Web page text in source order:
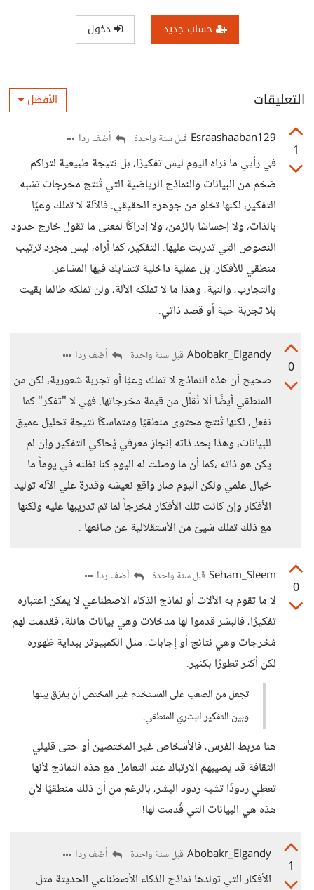
حساب جديد دخول
التعليقات الأفضل
1
Esraashaaban129 قبل سنة واحدة أضف ردا
في رأيي ما نراه اليوم ليس تفكيرًا، بل نتيجة طبيعية لتراكم
ضخم من البيانات والنماذج الرياضية التي تُنتج مخرجات تشبه
التفكير، لكنها تخلو من جوهره الحقيقي. فالآلة لا تملك وعيًا
بالذات، ولا إحساسًا بالزمن، ولا إدراكًا لمعنى ما تقول خارج حدود
النصوص التي تدربت عليها. التفكير، كما أراه، ليس مجرد ترتيب
منطقي للأفكار، بل عملية داخلية تتشابك فيها المشاعر،
والتجارب، والنية، وهذا ما لا تملكه الآلة، ولن تملكه طالما بقيت
بلا تجربة حية أو قصد ذاتي.
0
Abobakr_Elgandy قبل سنة واحدة أضف ردا
صحيح أن هذه النماذج لا تملك وعيًا أو تجربة شعورية، لكن من
المنطقي أيضًا ألا نُقلّل من قيمة مخرجاتها. فهي لا "تفكر" كما
نفعل، لكنها تُنتج محتوى منطقيًا ومتماسكًا نتيجة تحليل عميق
للبيانات، وهذا بحد ذاته إنجاز معرفي يُحاكي التفكير وإن لم
يكن هو ذاته ،كما أن ما وصلت له اليوم كنا نظنه في يوماً ما
خيال علمي ولكن اليوم صار واقع نعيشه وقدرة علي الآله توليد
الأفكار وإن كانت تلك الأفكار مُخرجاً لما تم تدريبها عليه ولكنها
مع ذلك تملك شيئ من الأستقلالية عن صانعها .
0
Seham_Sleem قبل سنة واحدة أضف ردا
لا ما تقوم به الآلات أو نماذج الذكاء الاصطناعي لا يمكن اعتباره
تفكيرًا، فالبشر قدموا لها مدخلات وهي بيانات هائلة، فقدمت لهم
مُخرجات وهي نتائج أو إجابات، مثل الكمبيوتر ببداية ظهوره
لكن أكثر تطورًا بكثير.
تجعل من الصعب على المستخدم غير المختص أن يفرّق بينها
وبين التفكير البشري المنطقي.
هنا مربط الفرس، فالأشخاص غير المختصين أو حتى قليلي
الثقافة قد يصيبهم الارتباك عند التعامل مع هذه النماذج لأنها
تعطي ردودًا تشبه ردود البشر، بالرغم من أن ذلك منطقيًا لأن
هذه هي البيانات التي قُدمت لها!
1
Abobakr_Elgandy قبل سنة واحدة أضف ردا
الأفكار التي تولدها نماذج الذكاء الأصطناعي الحديثة مثل